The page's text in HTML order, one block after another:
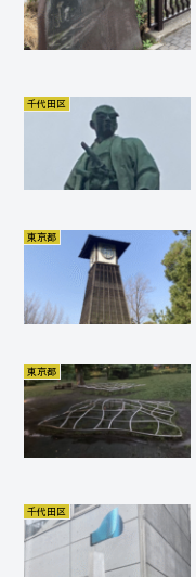
千代田区
東京都
東京都
千代田区